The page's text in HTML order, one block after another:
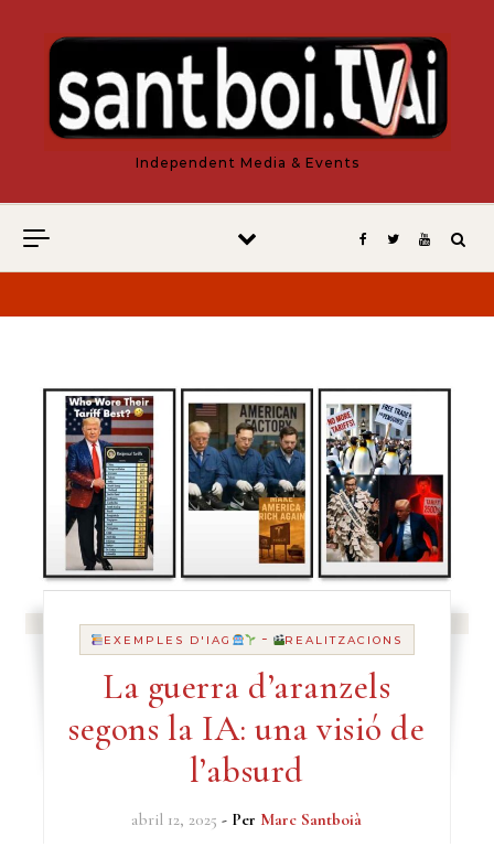
Independent Media & Events
EXEMPLES D'IAG - REALITZACIONS
La guerra d’aranzels
segons la IA: una visió de
l’absurd
abril 12, 2025 - Per Marc Santboià